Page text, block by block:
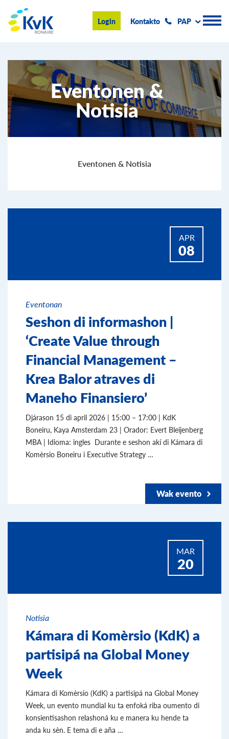
KvK Bonaire
Login Kontakto PAP
Registro Komersial
Konseho i informashon
Hasi negoshi na Boneiru
Eventonen &
Notisia
Eventonen & Notisia
APR
08
Eventonan
Seshon di informashon |
‘Create Value through
Financial Management –
Krea Balor atraves di
Maneho Finansiero’
Djárason 15 di april 2026 | 15:00 – 17:00 | KdK
Boneiru, Kaya Amsterdam 23 | Orador: Evert Bleijenberg
MBA | Idioma: ingles Durante e seshon akí di Kámara di
Komèrsio Boneiru i Executive Strategy …
Wak evento
MAR
20
Notisia
Kámara di Komèrsio (KdK) a
partisipá na Global Money
Week
Kámara di Komèrsio (KdK) a partisipá na Global Money
Week, un evento mundial ku ta enfoká riba oumento di
konsientisashon relashoná ku e manera ku hende ta
anda ku sèn. E tema di e aña …